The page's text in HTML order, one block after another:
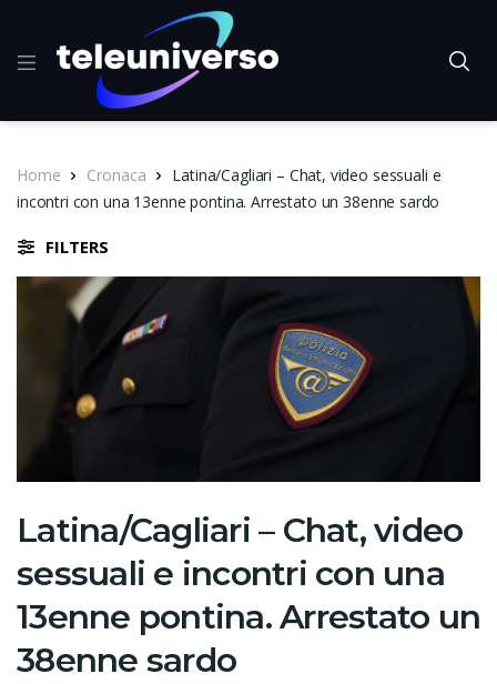
Home Cronaca
Latina/Cagliari – Chat, video sessuali e
incontri con una 13enne pontina. Arrestato un 38enne sardo
FILTERS
Latina/Cagliari – Chat, video
sessuali e incontri con una
13enne pontina. Arrestato un
38enne sardo